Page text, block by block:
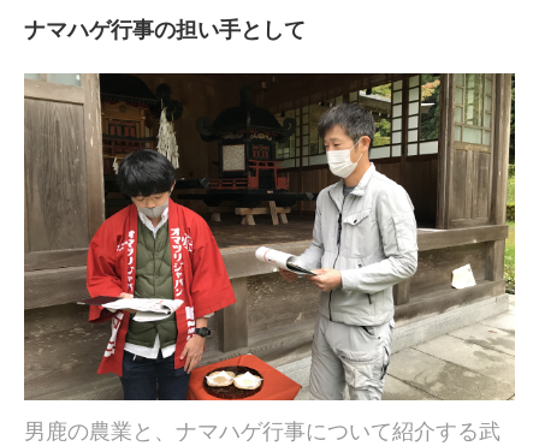
ナマハゲ行事の担い手として
男鹿の農業と、ナマハゲ行事について紹介する武